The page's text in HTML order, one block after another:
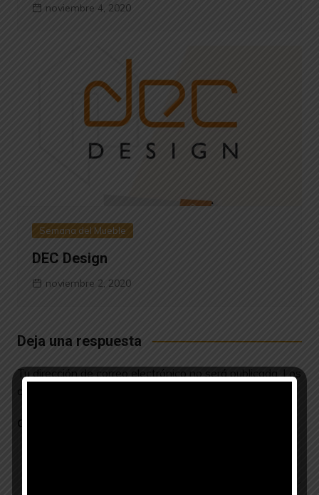
noviembre 4, 2020
Semana del Mueble
DEC Design
noviembre 2, 2020
Deja una respuesta
Tu dirección de correo electrónico no será publicada.
Los
campos obligatorios están marcados con
Comentario